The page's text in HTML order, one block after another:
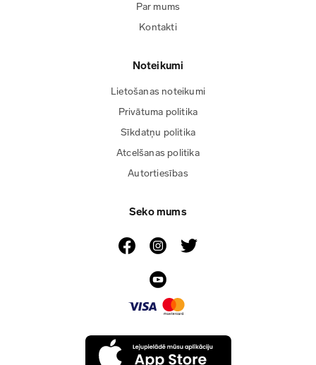
Par mums
Kontakti
Noteikumi
Lietošanas noteikumi
Privātuma politika
Sīkdatņu politika
Atcelšanas politika
Autortiesības
Seko mums